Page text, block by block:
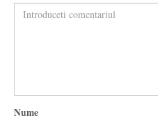
Nume